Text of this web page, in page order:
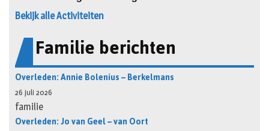
Bekijk alle Activiteiten
Familie berichten
Overleden: Annie Bolenius – Berkelmans
26 juli 2026
familie
Overleden: Jo van Geel – van Oort